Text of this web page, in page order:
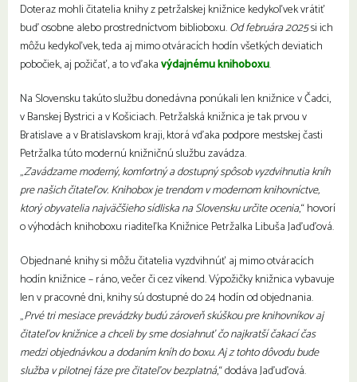
Doteraz mohli čitatelia knihy z petržalskej knižnice kedykoľvek vrátiť
buď osobne alebo prostredníctvom biblioboxu.Od februára 2025si ich
môžu kedykoľvek, teda aj mimo otváracích hodín všetkých deviatich
pobočiek, aj požičať, a to vďakavýdajnému knihoboxu.
Na Slovensku takúto službu donedávna ponúkali len knižnice v Čadci,
v Banskej Bystrici a v Košiciach. Petržalská knižnica je tak prvou v
Bratislave a v Bratislavskom kraji, ktorá vďaka podpore mestskej časti
Petržalkatúto modernú knižničnú službu zavádza.
„Zavádzame moderný, komfortný a dostupný spôsob vyzdvihnutia kníh
pre našich čitateľov. Knihobox je trendom v modernom knihovníctve,
ktorý obyvatelia najväčšieho sídliska na Slovensku určite ocenia,“ hovorí
o výhodách knihoboxu riaditeľka Knižnice Petržalka Libuša Jaďuďová.
Objednané knihy si môžu čitatelia vyzdvihnúť aj mimo otváracích
hodín knižnice – ráno, večer či cez víkend. Výpožičky knižnica vybavuje
len v pracovné dni, knihy sú dostupné do 24 hodín od objednania.
„Prvé tri mesiace prevádzky budú zároveň skúškou pre knihovníkov aj
čitateľov knižnice a chceli by sme dosiahnuť čo najkratší čakací čas
medzi objednávkou a dodaním kníh do boxu. Aj z tohto dôvodu bude
služba v pilotnej fáze pre čitateľov bezplatná,“ dodáva Jaďuďová.